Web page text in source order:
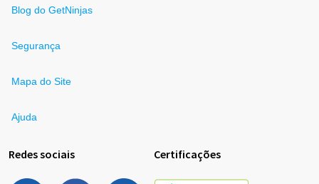
Blog do GetNinjas
Segurança
Mapa do Site
Ajuda
Redes sociais Certificações